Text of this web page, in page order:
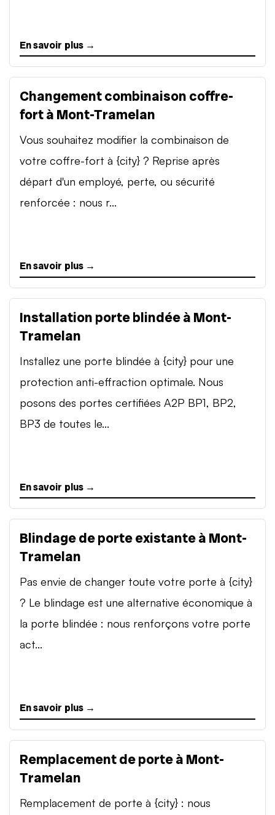
En savoir plus →
Changement combinaison coffre-
fort à Mont-Tramelan
Vous souhaitez modifier la combinaison de
votre coffre-fort à {city} ? Reprise après
départ d'un employé, perte, ou sécurité
renforcée : nous r...
En savoir plus →
Installation porte blindée à Mont-
Tramelan
Installez une porte blindée à {city} pour une
protection anti-effraction optimale. Nous
posons des portes certifiées A2P BP1, BP2,
BP3 de toutes le...
En savoir plus →
Blindage de porte existante à Mont-
Tramelan
Pas envie de changer toute votre porte à {city}
? Le blindage est une alternative économique à
la porte blindée : nous renforçons votre porte
act...
En savoir plus →
Remplacement de porte à Mont-
Tramelan
Remplacement de porte à {city} : nous